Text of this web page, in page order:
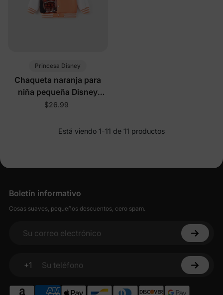
Princesa Disney
Chaqueta naranja para
niña pequeña Disney
Moana
$26.99
Está viendo 1-11 de 11 productos
Boletín informativo
Cosas suaves, pequeños descuentos, cero spam.
Su correo electrónico
+1
Su teléfono